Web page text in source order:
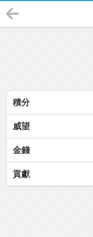
積分
威望
金錢
貢獻